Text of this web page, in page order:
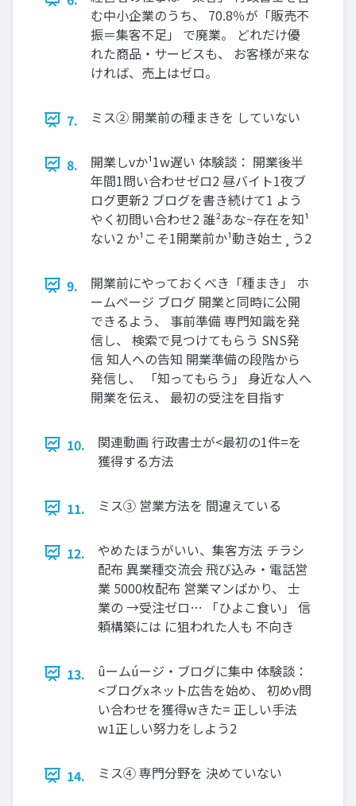
む中小企業のうち、 70.8％が「販売不
振＝集客不足」 で廃業。 どれだけ優
れた商品・サービスも、 お客様が来な
ければ、売上はゼロ。
7. ミス② 開業前の種まきを していない
8.
開業しvか¹1w遅い 体験談： 開業後半
年間1問い合わせゼロ2 昼バイト1夜ブ
ログ更新2 ブログを書き続けて1 よう
やく初問い合わせ2 誰²あな~存在を知¹
ない2 か¹こそ1開業前か¹動き始±¸う2
9.
開業前にやっておくべき「種まき」 ホ
ームページ ブログ 開業と同時に公開
できるよう、 事前準備 専門知識を発
信し、 検索で見つけてもらう SNS発
信 知人への告知 開業準備の段階から
発信し、 「知ってもらう」 身近な人へ
開業を伝え、 最初の受注を目指す
10.
関連動画 ⾏政書⼠が<最初の1件=を
獲得する⽅法
11. ミス③ 営業⽅法を 間違えている
12.
やめたほうがいい、集客方法 チラシ
配布 異業種交流会 飛び込み・電話営
業 5000枚配布 営業マンばかり、 士
業の →受注ゼロ… 「ひよこ食い」 信
頼構築には に狙われた人も 不向き
13.
ûームúージ‧ブログに集中 体験談：
<ブログxネット広告を始め、 初めv問
い合わせを獲得wきた= 正しい⼿法
w1正しい努⼒をしよう2
14. ミス④ 専⾨分野を 決めていない